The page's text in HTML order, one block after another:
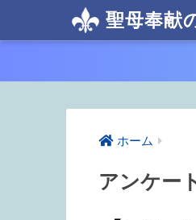
聖母奉献
ホーム
アンケー